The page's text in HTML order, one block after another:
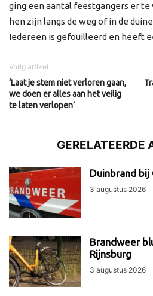
ging een aantal feestgangers er te
hen zijn langs de weg of in de
Iedereen is gefouilleerd en heeft
Vorig artikel
‘Laat je stem niet verloren gaan,
we doen er alles aan het veilig
te laten verlopen’
GERELATEERDE
Duinbrand bij
3 augustus 2026
Brandweer
Rijnsburg
3 augustus 2026